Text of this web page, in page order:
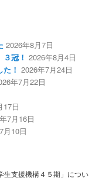
2026年8月7日
冠！ 2026年8月4日
！ 2026年7月24日
年7月22日
17日
7月16日
月10日
生支援機構４５期」につい